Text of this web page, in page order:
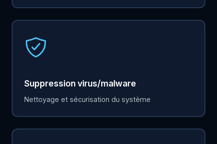
Suppression virus/malware
Nettoyage et sécurisation du système